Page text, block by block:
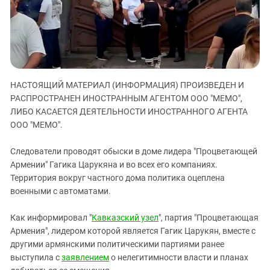
ЗАСТАВЛЯЕТ
КАВКАЗ ЗА ПАЛЕСТИНУ
ИНАКОМЫСЛИЕ В ЧЕЧНЕ
ПРЕСЛЕДОВАНИЕ АКТИВИСТОВ
МОБИЛИЗАЦИЯ И ПРОТЕСТЫ
Дагестан
Ингушетия
Кабардино-Балкария
Калмыкия
Карачаево-Черкесия
Краснодарский край
Нагорный Карабах
Ростовская область
Северная Осетия - Алания
СКФО
Ставропольский край
Чечня
НАСТОЯЩИЙ МАТЕРИАЛ (ИНФОРМАЦИЯ) ПРОИЗВЕДЕН И
РАСПРОСТРАНЕН ИНОСТРАННЫМ АГЕНТОМ ООО "МЕМО",
ЛИБО КАСАЕТСЯ ДЕЯТЕЛЬНОСТИ ИНОСТРАННОГО АГЕНТА
ООО "МЕМО".
Следователи проводят обыски в доме лидера "Процветающей
Армении" Гагика Царукяна и во всех его компаниях.
Территория вокруг частного дома политика оцеплена
военными с автоматами.
Как информировал "Кавказский узел", партия "Процветающая
Армения", лидером которой является Гагик Царукян, вместе с
другими армянскими политическими партиями ранее
выступила сзаявлениемо нелегитимности власти и планах